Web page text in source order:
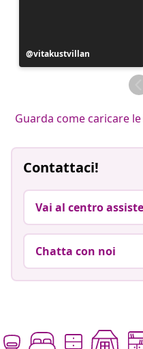
Post
pubblicato
vitakustvillan
Guarda come caricare
Contattaci!
Vai al centro
Chatta con noi